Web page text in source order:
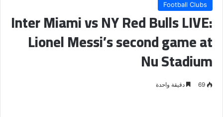
Football Clubs
Inter Miami vs NY Red Bulls LIVE:
Lionel Messi’s second game at
Nu Stadium
69 دقيقة واحدة